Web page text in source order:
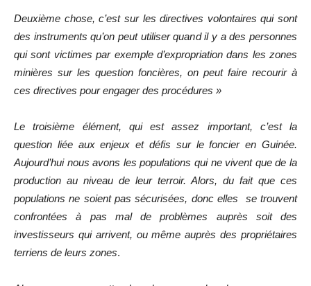
Deuxième chose, c’est sur les directives volontaires qui sont
des instruments qu’on peut utiliser quand il y a des personnes
qui sont victimes par exemple d’expropriation dans les zones
minières sur les question foncières, on peut faire recourir à
ces directives pour engager des procédures »
Le troisième élément, qui est assez important, c’est la
question liée aux enjeux et défis sur le foncier en Guinée.
Aujourd’hui nous avons les populations qui ne vivent que de la
production au niveau de leur terroir. Alors, du fait que ces
populations ne soient pas sécurisées, donc elles se trouvent
confrontées à pas mal de problèmes auprès soit des
investisseurs qui arrivent, ou même auprès des propriétaires
terriens de leurs zones.